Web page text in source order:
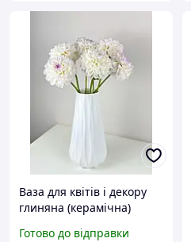
Ваза для квітів і декору
глиняна (керамічна)
Готово до відправки